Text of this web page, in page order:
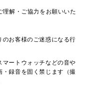
解・ご協力をお願いいた
お客様のご迷惑になる行
マートウォッチなどの音や
録音を固く禁じます（撮